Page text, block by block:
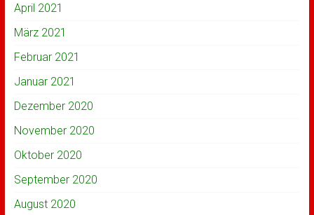
April 2021
März 2021
Februar 2021
Januar 2021
Dezember 2020
November 2020
Oktober 2020
September 2020
August 2020